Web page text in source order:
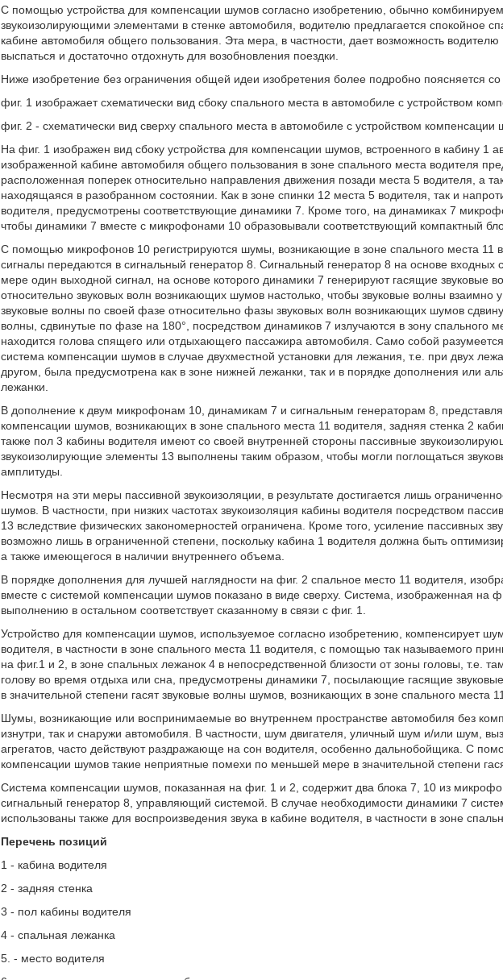
С помощью устройства для компенсации шумов согласно изобретению, обычно
звукоизолирующими элементами в стенке автомобиля, водителю предлагается спокойное
кабине автомобиля общего пользования. Эта мера, в частности, дает возможность
выспаться и достаточно отдохнуть для возобновления поездки.
Ниже изобретение без ограничения общей идеи изобретения более подробно поясняется
фиг. 1 изображает схематически вид сбоку спального места в автомобиле с устройством
фиг. 2 - схематически вид сверху спального места в автомобиле с устройством компенсации
На фиг. 1 изображен вид сбоку устройства для компенсации шумов, встроенного в кабину 1
изображенной кабине автомобиля общего пользования в зоне спального места водителя
расположенная поперек относительно направления движения позади места 5 водителя, а
находящаяся в разобранном состоянии. Как в зоне спинки 12 места 5 водителя, так и
водителя, предусмотрены соответствующие динамики 7. Кроме того, на динамиках 7
чтобы динамики 7 вместе с микрофонами 10 образовывали соответствующий компактный
С помощью микрофонов 10 регистрируются шумы, возникающие в зоне спального места 11
сигналы передаются в сигнальный генератор 8. Сигнальный генератор 8 на основе
мере один выходной сигнал, на основе которого динамики 7 генерируют гасящие звуковые
относительно звуковых волн возникающих шумов настолько, чтобы звуковые волны взаимно
звуковые волны по своей фазе относительно фазы звуковых волн возникающих шумов
волны, сдвинутые по фазе на 180°, посредством динамиков 7 излучаются в зону спального
находится голова спящего или отдыхающего пассажира автомобиля. Само собой
система компенсации шумов в случае двухместной установки для лежания, т.е. при двух
другом, была предусмотрена как в зоне нижней лежанки, так и в порядке дополнения или
лежанки.
В дополнение к двум микрофонам 10, динамикам 7 и сигнальным генераторам 8,
компенсации шумов, возникающих в зоне спального места 11 водителя, задняя стенка 2
также пол 3 кабины водителя имеют со своей внутренней стороны пассивные
звукоизолирующие элементы 13 выполнены таким образом, чтобы могли поглощаться
амплитуды.
Несмотря на эти меры пассивной звукоизоляции, в результате достигается лишь
шумов. В частности, при низких частотах звукоизоляция кабины водителя посредством
13 вследствие физических закономерностей ограничена. Кроме того, усиление пассивных
возможно лишь в ограниченной степени, поскольку кабина 1 водителя должна быть
а также имеющегося в наличии внутреннего объема.
В порядке дополнения для лучшей наглядности на фиг. 2 спальное место 11 водителя,
вместе с системой компенсации шумов показано в виде сверху. Система, изображенная на
выполнению в остальном соответствует сказанному в связи с фиг. 1.
Устройство для компенсации шумов, используемое согласно изобретению, компенсирует
водителя, в частности в зоне спального места 11 водителя, с помощью так называемого
на фиг.1 и 2, в зоне спальных лежанок 4 в непосредственной близости от зоны головы, т.е.
голову во время отдыха или сна, предусмотрены динамики 7, посылающие гасящие
в значительной степени гасят звуковые волны шумов, возникающих в зоне спального места
Шумы, возникающие или воспринимаемые во внутреннем пространстве автомобиля без
изнутри, так и снаружи автомобиля. В частности, шум двигателя, уличный шум и/или шум,
агрегатов, часто действуют раздражающе на сон водителя, особенно дальнобойщика. С
компенсации шумов такие неприятные помехи по меньшей мере в значительной степени
Система компенсации шумов, показанная на фиг. 1 и 2, содержит два блока 7, 10 из
сигнальный генератор 8, управляющий системой. В случае необходимости динамики 7
использованы также для воспроизведения звука в кабине водителя, в частности в зоне
Перечень позиций
1 - кабина водителя
2 - задняя стенка
3 - пол кабины водителя
4 - спальная лежанка
5. - место водителя